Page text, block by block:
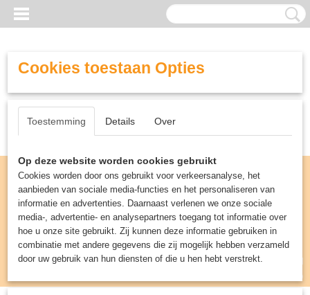
Inloggen Registreren
UW WINKELWAGEN
(0)
Cookies toestaan Opties
Toestemming Details Over
Op deze website worden cookies gebruikt
Cookies worden door ons gebruikt voor verkeersanalyse, het
aanbieden van sociale media-functies en het personaliseren van
informatie en advertenties. Daarnaast verlenen we onze sociale
media-, advertentie- en analysepartners toegang tot informatie over
hoe u onze site gebruikt. Zij kunnen deze informatie gebruiken in
combinatie met andere gegevens die zij mogelijk hebben verzameld
door uw gebruik van hun diensten of die u hen hebt verstrekt.